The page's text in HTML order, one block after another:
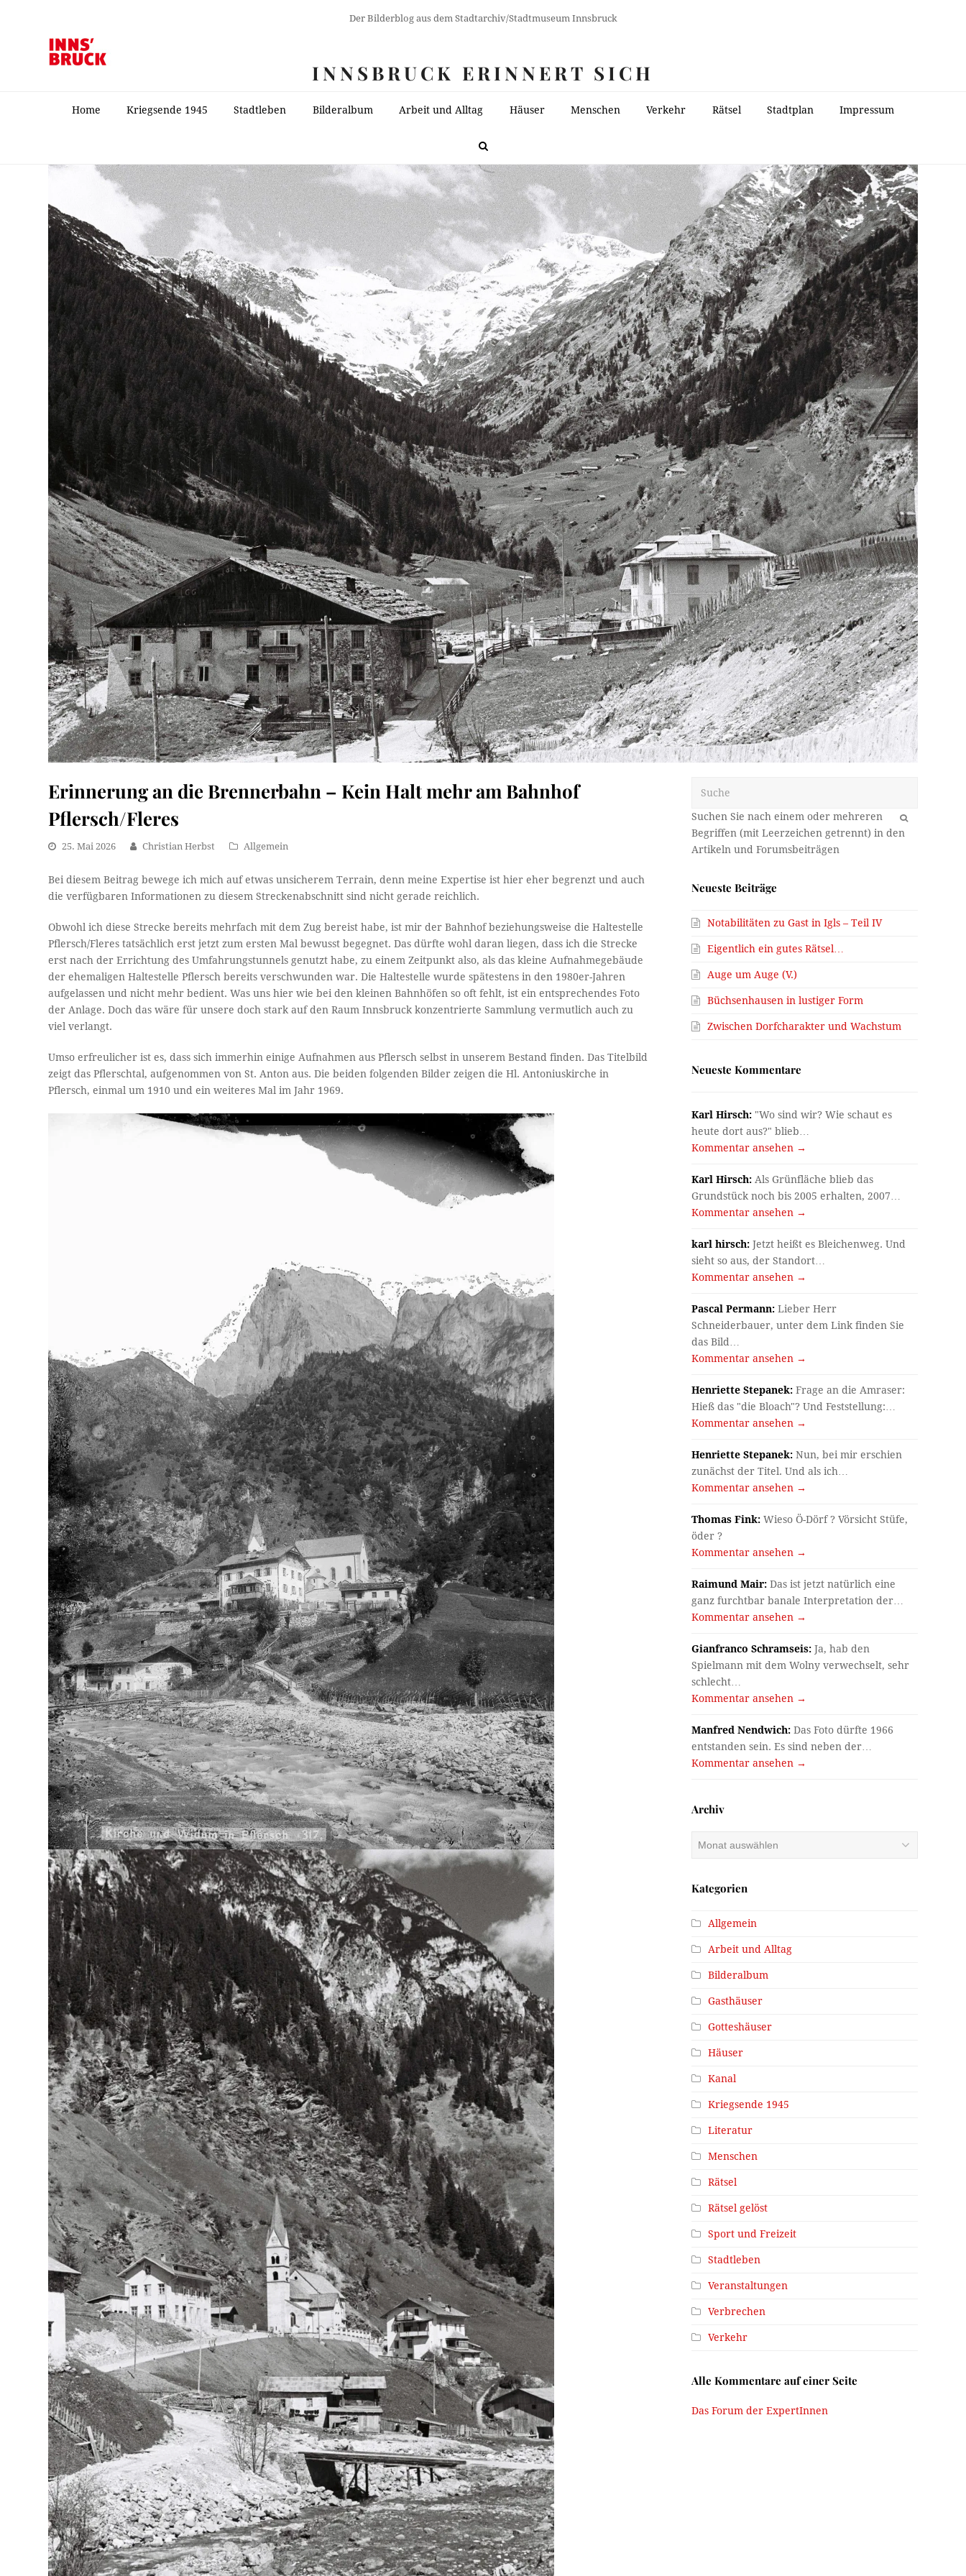
Der Bilderblog aus dem Stadtarchiv/Stadtmuseum Innsbruck
INNSBRUCK ERINNERT SICH
Home Kriegsende 1945 Stadtleben Bilderalbum Arbeit und Alltag Häuser Menschen Verkehr Rätsel Stadtplan Impressum
Erinnerung an die Brennerbahn – Kein Halt mehr am Bahnhof
Pflersch/Fleres
25. Mai 2026 Christian Herbst Allgemein
Bei diesem Beitrag bewege ich mich auf etwas unsicherem Terrain, denn meine Expertise ist hier eher begrenzt und auch
die verfügbaren Informationen zu diesem Streckenabschnitt sind nicht gerade reichlich.
Obwohl ich diese Strecke bereits mehrfach mit dem Zug bereist habe, ist mir der Bahnhof beziehungsweise die Haltestelle
Pflersch/Fleres tatsächlich erst jetzt zum ersten Mal bewusst begegnet. Das dürfte wohl daran liegen, dass ich die Strecke
erst nach der Errichtung des Umfahrungstunnels genutzt habe, zu einem Zeitpunkt also, als das kleine Aufnahmegebäude
der ehemaligen Haltestelle Pflersch bereits verschwunden war. Die Haltestelle wurde spätestens in den 1980er-Jahren
aufgelassen und nicht mehr bedient. Was uns hier wie bei den kleinen Bahnhöfen so oft fehlt, ist ein entsprechendes Foto
der Anlage. Doch das wäre für unsere doch stark auf den Raum Innsbruck konzentrierte Sammlung vermutlich auch zu
viel verlangt.
Umso erfreulicher ist es, dass sich immerhin einige Aufnahmen aus Pflersch selbst in unserem Bestand finden. Das Titelbild
zeigt das Pflerschtal, aufgenommen von St. Anton aus. Die beiden folgenden Bilder zeigen die Hl. Antoniuskirche in
Pflersch, einmal um 1910 und ein weiteres Mal im Jahr 1969.
OK
Neueste Beiträge
Notabilitäten zu Gast in Igls – Teil IV
Eigentlich ein gutes Rätsel…
Auge um Auge (V.)
Büchsenhausen in lustiger Form
Zwischen Dorfcharakter und Wachstum
Neueste Kommentare
Karl Hirsch: "Wo sind wir? Wie schaut es
heute dort aus?" blieb…
Kommentar ansehen →
Karl Hirsch: Als Grünfläche blieb das
Grundstück noch bis 2005 erhalten, 2007…
Kommentar ansehen →
karl hirsch: Jetzt heißt es Bleichenweg. Und
sieht so aus, der Standort…
Kommentar ansehen →
Pascal Permann: Lieber Herr
Schneiderbauer, unter dem Link finden Sie
das Bild…
Kommentar ansehen →
Henriette Stepanek: Frage an die Amraser:
Hieß das "die Bloach"? Und Feststellung:…
Kommentar ansehen →
Henriette Stepanek: Nun, bei mir erschien
zunächst der Titel. Und als ich…
Kommentar ansehen →
Thomas Fink: Wieso Ö-Dörf ? Vörsicht Stüfe,
öder ?
Kommentar ansehen →
Raimund Mair: Das ist jetzt natürlich eine
ganz furchtbar banale Interpretation der…
Kommentar ansehen →
Gianfranco Schramseis: Ja, hab den
Spielmann mit dem Wolny verwechselt, sehr
schlecht…
Kommentar ansehen →
Manfred Nendwich: Das Foto dürfte 1966
entstanden sein. Es sind neben der…
Kommentar ansehen →
Archiv
Archiv
Kategorien
Allgemein
Arbeit und Alltag
Bilderalbum
Gasthäuser
Gotteshäuser
Häuser
Kanal
Kriegsende 1945
Literatur
Menschen
Rätsel
Rätsel gelöst
Sport und Freizeit
Stadtleben
Veranstaltungen
Verbrechen
Verkehr
Alle Kommentare auf einer Seite
Das Forum der ExpertInnen